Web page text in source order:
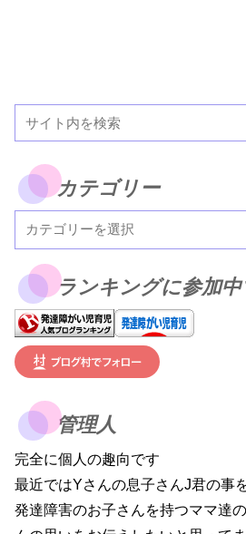
カテゴリー
ランキングに参加
管理人
完全に個人の趣向です
最近ではYさんの息子さんJ君の事
発達障害のお子さんを持つママ達